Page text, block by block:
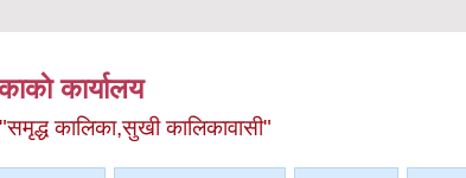
कार्यालय
कालिका,सुखी कालिकावासी"